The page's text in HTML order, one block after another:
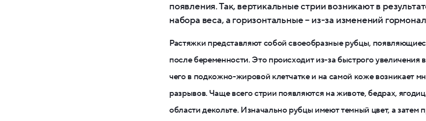
появления. Так, вертикальные стрии возникают в
набора веса, а горизонтальные – из-за изменений
Растяжки представляют собой своеобразные рубцы,
после беременности. Это происходит из-за быстрого увеличения
чего в подкожно-жировой клетчатке и на самой коже возникает
разрывов. Чаще всего стрии появляются на животе, бедрах,
области декольте. Изначально рубцы имеют темный цвет, а затем